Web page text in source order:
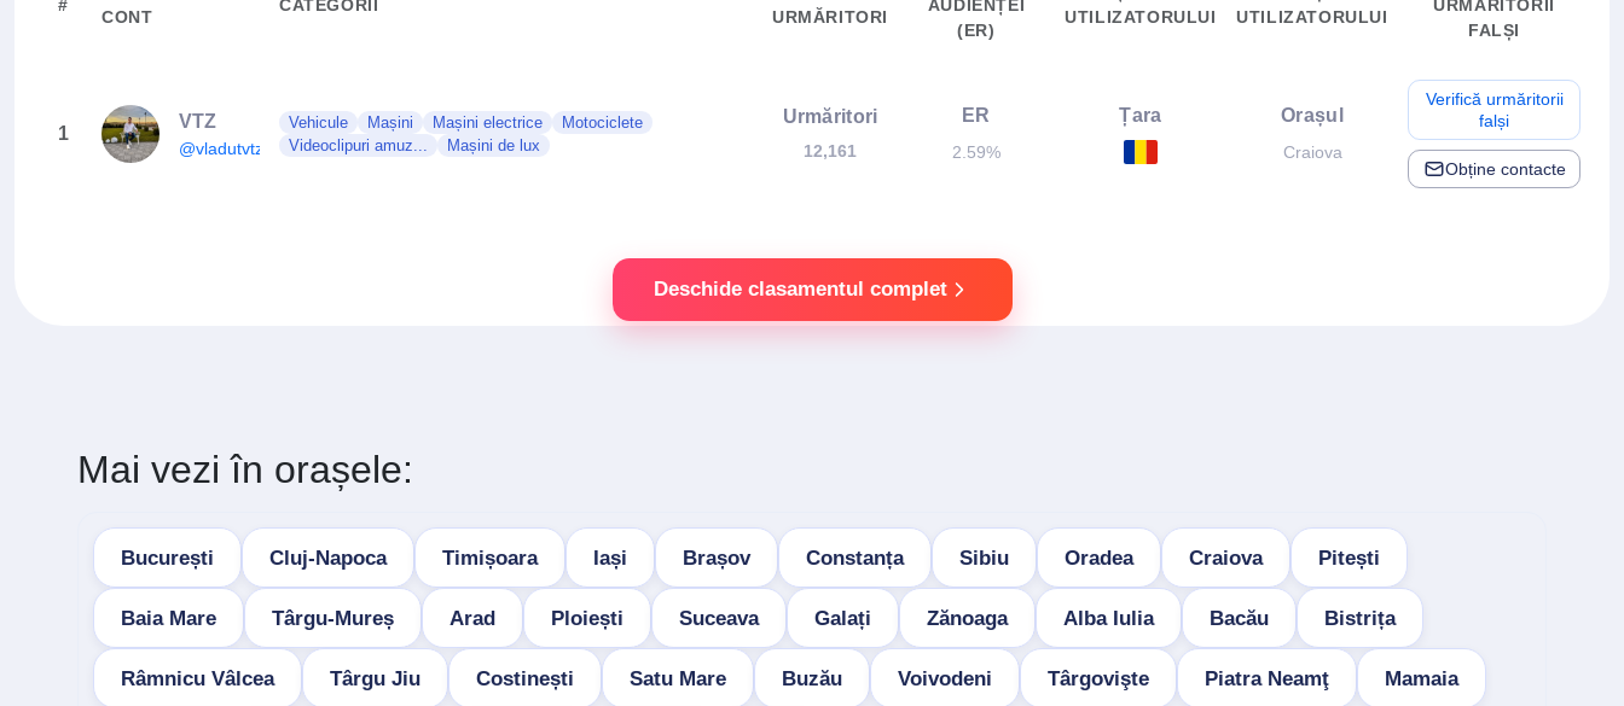
#
CONT
CATEGORII
URMĂRITORI
AUDIENȚEI
(ER)
UTILIZATORULUI
UTILIZATORULUI
URMĂRITORII
FALȘI
1
VTZ
@vladutvtz
Vehicule Mașini Mașini electrice
Motociclete
Videoclipuri amuz...
Mașini de lux
Urmăritori
12,161
ER
2.59%
Țara Orașul
Craiova
Verifică urmăritorii
falși
Obține contacte
Deschide clasamentul complet
Mai vezi în orașele:
București Cluj-Napoca Timișoara Iași Brașov Constanța Sibiu Oradea Craiova Pitești
Baia Mare Târgu-Mureș Arad Ploiești Suceava Galați Zănoaga Alba Iulia Bacău Bistrița
Râmnicu Vâlcea Târgu Jiu Costinești Satu Mare Buzău Voivodeni Târgovişte Piatra Neamţ Mamaia